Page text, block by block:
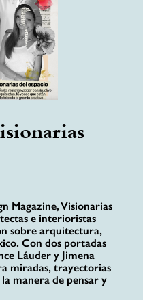
Magazine, Visionarias
e interioristas
sobre arquitectura,
Con dos portadas
Láuder y Jimena
miradas, trayectorias
manera de pensar y